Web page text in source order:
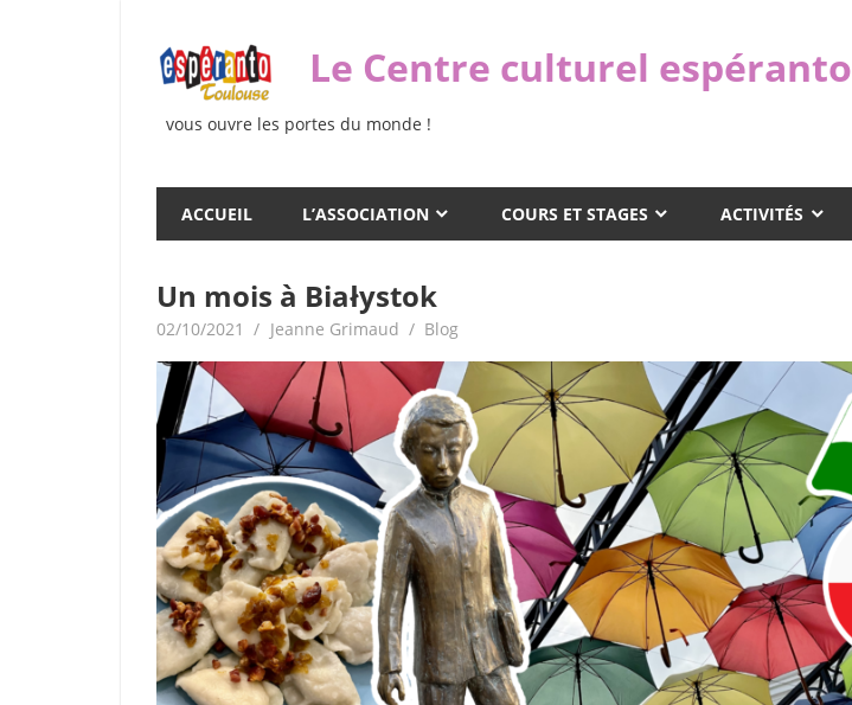
content
Le Centre culturel espéranto
vous ouvre les portes du monde !
ACCUEIL L’ASSOCIATION COURS ET STAGES ACTIVITÉS
Un mois à Białystok
02/10/2021 Jeanne Grimaud Blog